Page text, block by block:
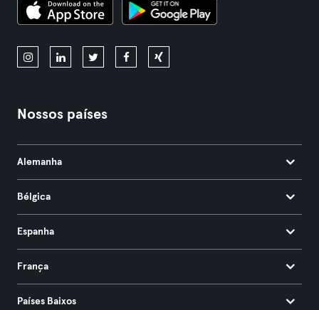
Nossos países
Alemanha
Bélgica
Espanha
França
Países Baixos